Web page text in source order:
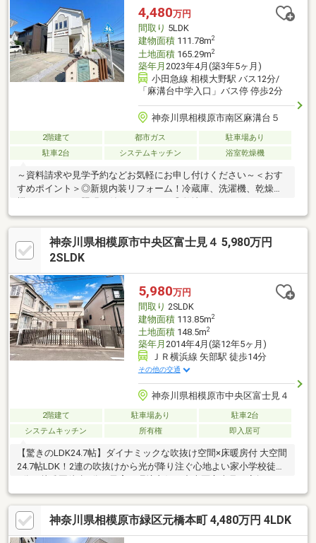
階・2階トイレ、換気扇交換/1階・2階洗面台交換/浴室交換（浴室
暖房乾燥機付き）/キッチン交換（IH調理器・ビルトイン食洗器）
4,480万円
間取り 5LDK
建物面積111.78m2
土地面積165.29m2
築年月 2023年4月(築3年5ヶ月)
小田急線 相模大野駅 バス12分/
「麻溝台中学入口」バス停 停歩2分
神奈川県相模原市南区麻溝台５
2階建て 都市ガス
駐車場あり
駐車2台
システムキッチン 浴室乾燥機
～資料請求や見学予約などお気軽にお申し付けください～＜おす
すめポイント＞◎新規内装リフォーム！冷蔵庫、洗濯機、乾燥
広いお庭でガーデニングやバーベキューが楽しめます♪◎二世帯住
宅にも対応する5LDKの間取り♪SIC、パントリー、屋根裏など収納
充実！＜交通アクセス＞①小田急線「相模大野」駅バス12分②
小田急小田原線「小田急相模原」駅バス10分③JR横浜線「相模
神奈川県相模原市中央区富士見４ 5,980万円
2SLDK
5,980万円
間取り 2SLDK
建物面積113.85m2
土地面積148.5m2
築年月 2014年4月(築12年5ヶ月)
ＪＲ横浜線 矢部駅 徒歩14分
その他の交通
神奈川県相模原市中央区富士見４
2階建て 駐車場あり
駐車2台
システムキッチン
所有権 即入居可
【驚きのLDK24.7帖】ダイナミックな吹抜け空間×床暖房付 大空間
24.7帖LDK！2連の吹抜けから光が降り注ぐ心地よい家小学校徒歩
始めてみようと思われたらまずは、お気軽に東宝ハウス町田に相
談してみませんか？何も決まっていなくて大丈夫！まずはお客様
の夢をお聞かせください！お問い合わせは【TOHO HOUSE 町田：
0120-70-6012】まで。
神奈川県相模原市緑区元橋本町 4,480万円 4LDK